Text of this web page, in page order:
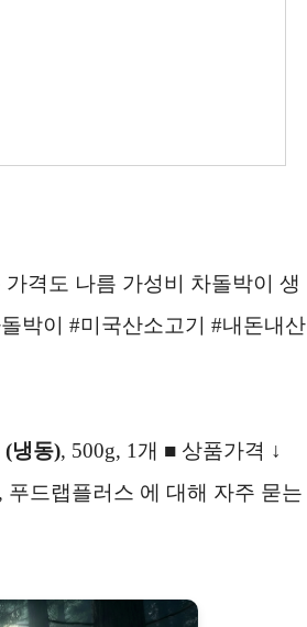
격도 나름 가성비 차돌박이 생
박이 #미국산소고기 #내돈내산
(냉동), 500g, 1개 ■ 상품가격 ↓
드랩플러스 에 대해 자주 묻는